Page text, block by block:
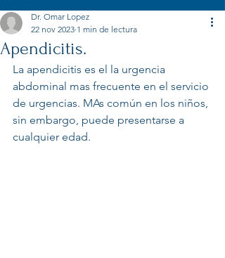
Apendicitis.
Dr. Omar Lopez
22 nov 2023 1 min de lectura
La apendicitis es el la urgencia
abdominal mas frecuente en el servicio
de urgencias. MAs común en los niños,
sin embargo, puede presentarse a
cualquier edad.